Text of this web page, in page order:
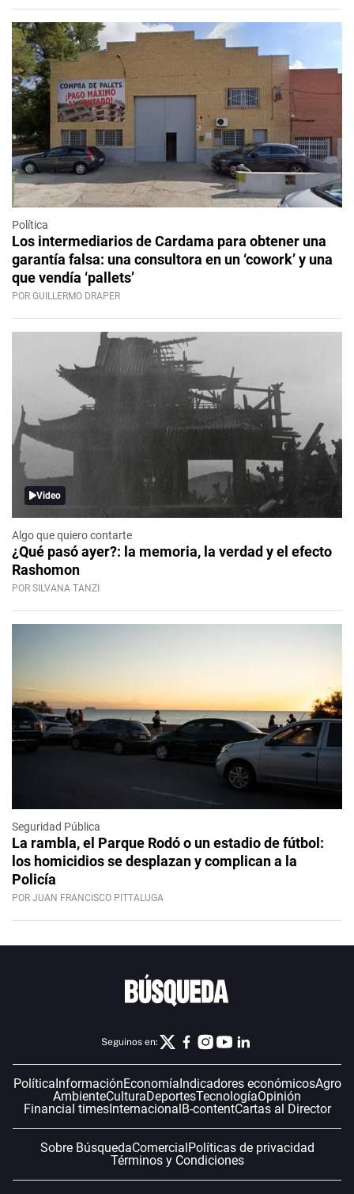
Política
Los intermediarios de Cardama para obtener una
garantía falsa: una consultora en un ‘cowork’ y una
que vendía ‘pallets’
POR GUILLERMO DRAPER
Video
Algo que quiero contarte
¿Qué pasó ayer?: la memoria, la verdad y el efecto
Rashomon
POR SILVANA TANZI
Seguridad Pública
La rambla, el Parque Rodó o un estadio de fútbol:
los homicidios se desplazan y complican a la
Policía
POR JUAN FRANCISCO PITTALUGA
Seguinos en:
Política InformaciónEconomía Indicadores económicosAgro
AmbienteCulturaDeportesTecnologíaOpinión
Financial timesInternacional B-contentCartas al Director
Sobre BúsquedaComercial Políticas de privacidad
Términos y Condiciones